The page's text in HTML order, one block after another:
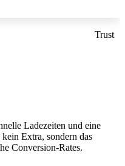
Trust
Ladezeiten und eine
Extra, sondern das
Conversion-Rates.